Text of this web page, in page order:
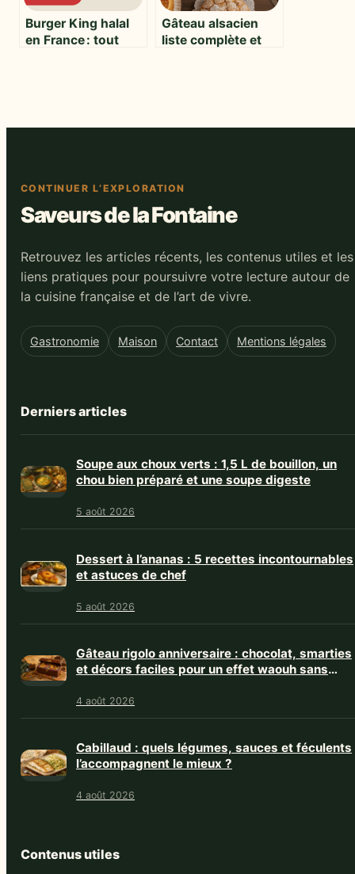
Burger King halal
en France : tout
Gâteau alsacien
liste complète et
CONTINUER L’EXPLORATION
Saveurs de la Fontaine
Retrouvez les articles récents, les contenus utiles et les
liens pratiques pour poursuivre votre lecture autour de
la cuisine française et de l’art de vivre.
Gastronomie Maison Contact Mentions légales
Derniers articles
Soupe aux choux verts : 1,5 L de bouillon, un
chou bien préparé et une soupe digeste
5 août 2026
Dessert à l’ananas : 5 recettes incontournables
et astuces de chef
5 août 2026
Gâteau rigolo anniversaire : chocolat, smarties
et décors faciles pour un effet waouh sans
4 août 2026
Cabillaud : quels légumes, sauces et féculents
l’accompagnent le mieux ?
4 août 2026
Contenus utiles